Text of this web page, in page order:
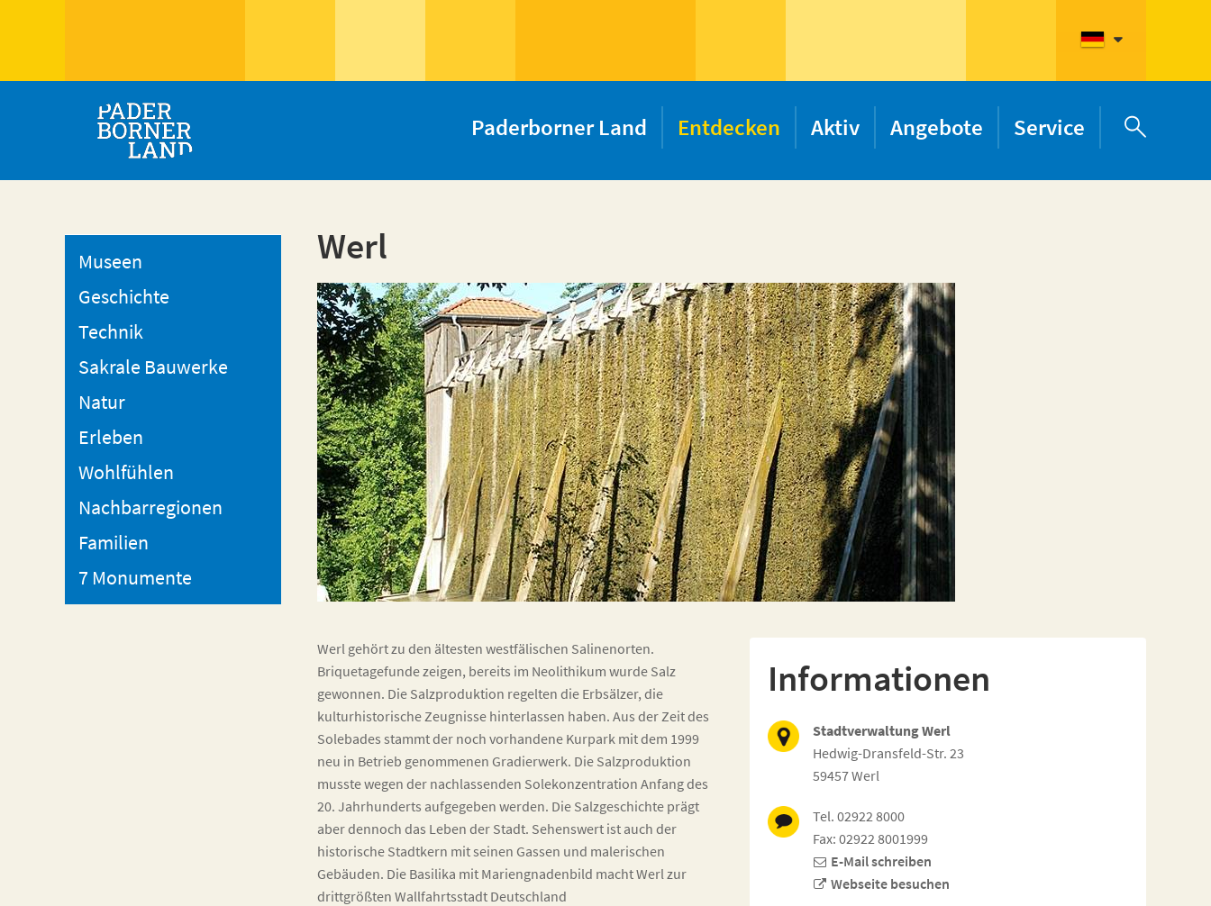

Paderborner Land Entdecken Aktiv Angebote Service
Museen
Geschichte
Technik
Sakrale Bauwerke
Natur
Erleben
Wohlfühlen
Nachbarregionen
Familien
7 Monumente
Werl
Werl gehört zu den ältesten westfälischen Salinenorten.
Briquetagefunde zeigen, bereits im Neolithikum wurde Salz
gewonnen. Die Salzproduktion regelten die Erbsälzer, die
kulturhistorische Zeugnisse hinterlassen haben. Aus der Zeit des
Solebades stammt der noch vorhandene Kurpark mit dem 1999
neu in Betrieb genommenen Gradierwerk. Die Salzproduktion
musste wegen der nachlassenden Solekonzentration Anfang des
20. Jahrhunderts aufgegeben werden. Die Salzgeschichte prägt
aber dennoch das Leben der Stadt. Sehenswert ist auch der
historische Stadtkern mit seinen Gassen und malerischen
Gebäuden. Die Basilika mit Mariengnadenbild macht Werl zur
drittgrößten Wallfahrtsstadt Deutschland
Informationen
Stadtverwaltung Werl
Hedwig-Dransfeld-Str. 23
59457 Werl
Tel. 02922 8000
Fax: 02922 8001999
E-Mail schreiben
Webseite besuchen